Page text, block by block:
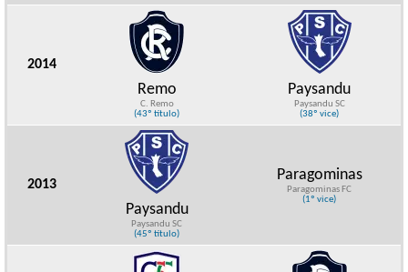
2014
Remo
C. Remo
(43º título)
Paysandu
Paysandu SC
(38º vice)
2013
Paysandu
Paysandu SC
(45º título)
Paragominas
Paragominas FC
(1º vice)